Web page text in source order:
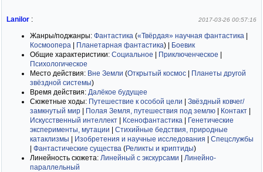
Lanilor : 2017-03-26 00:57:16
Жанры/поджанры: Фантастика («Твёрдая» научная фантастика
Космоопера
Планетарная фантастика)
Боевик
Общие характеристики: Социальное Приключенческое
Психологическое
Место действия: Вне Земли (Открытый космос
Планеты другой
звёздной системы)
Время действия: Далёкое будущее
Сюжетные ходы: Путешествие к особой цели
Звёздный ковчег/
замкнутый мир
Полая Земля, путешествия под землю Контакт
Искусственный интеллект
Ксенофантастика
Генетические
эксперименты, мутации
Стихийные бедствия, природные
катаклизмы
Изобретения и научные исследования
Спецслужбы
Фантастические существа (Реликты и криптиды)
Линейность сюжета: Линейный с экскурсами
Линейно-
параллельный